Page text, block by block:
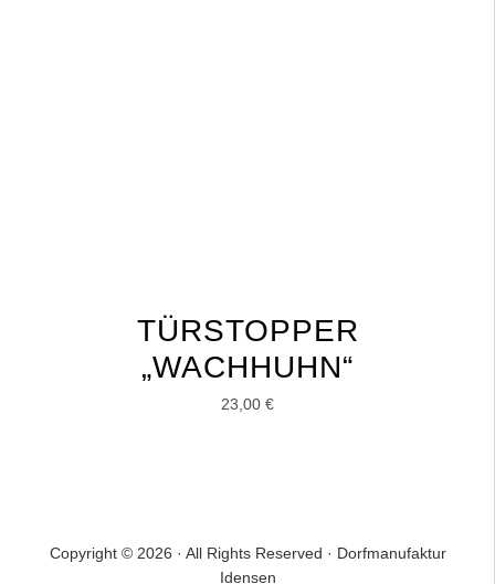
TÜRSTOPPER
„WACHHUHN“
23,00 €
Copyright © 2026 · All Rights Reserved · Dorfmanufaktur
Idensen